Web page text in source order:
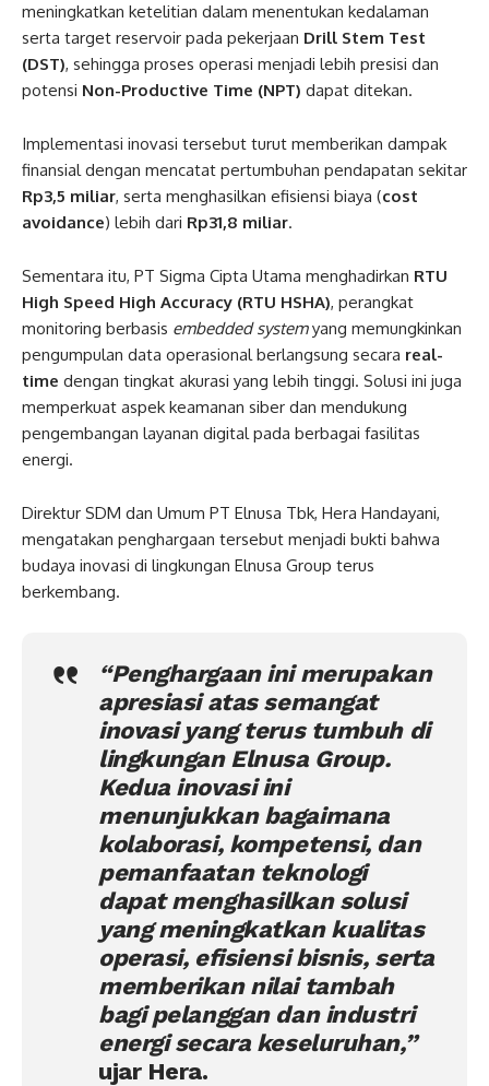
meningkatkan ketelitian dalam menentukan kedalaman
serta target reservoir pada pekerjaan Drill Stem Test
(DST), sehingga proses operasi menjadi lebih presisi dan
potensi Non-Productive Time (NPT) dapat ditekan.
Implementasi inovasi tersebut turut memberikan dampak
finansial dengan mencatat pertumbuhan pendapatan sekitar
Rp3,5 miliar, serta menghasilkan efisiensi biaya (cost
avoidance) lebih dari Rp31,8 miliar.
Sementara itu, PT Sigma Cipta Utama menghadirkan RTU
High Speed High Accuracy (RTU HSHA), perangkat
monitoring berbasis embedded systemyang memungkinkan
pengumpulan data operasional berlangsung secara real-
time dengan tingkat akurasi yang lebih tinggi. Solusi ini juga
memperkuat aspek keamanan siber dan mendukung
pengembangan layanan digital pada berbagai fasilitas
energi.
Direktur SDM dan Umum PT Elnusa Tbk, Hera Handayani,
mengatakan penghargaan tersebut menjadi bukti bahwa
budaya inovasi di lingkungan Elnusa Group terus
berkembang.
“Penghargaan ini merupakan
apresiasi atas semangat
inovasi yang terus tumbuh di
lingkungan Elnusa Group.
Kedua inovasi ini
menunjukkan bagaimana
kolaborasi, kompetensi, dan
pemanfaatan teknologi
dapat menghasilkan solusi
yang meningkatkan kualitas
operasi, efisiensi bisnis, serta
memberikan nilai tambah
bagi pelanggan dan industri
energi secara keseluruhan,”
ujar Hera.